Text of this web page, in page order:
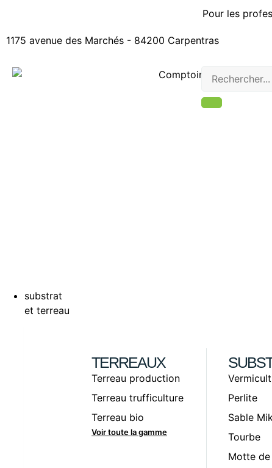
Pour les
1175 avenue des Marchés - 84200 Carpentras
substrat
et terreau
TERREAUX
Terreau production
Terreau trufficulture
Terreau bio
Voir toute la gamme
Perlite
Sable
Tourbe
Motte